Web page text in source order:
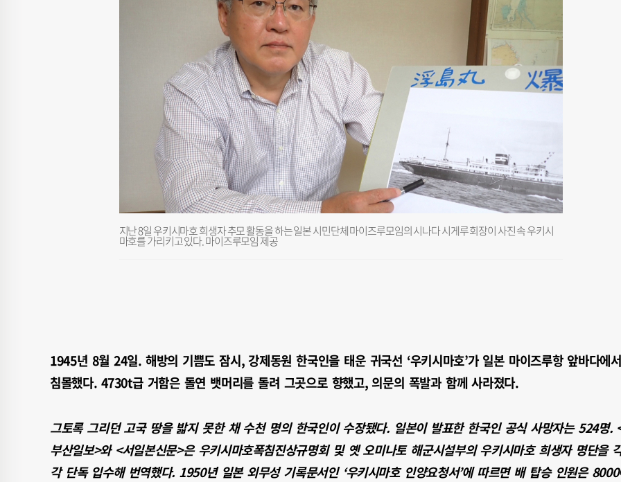
지난 8일 우키시마호 희생자 추모 활동을 하는 일본 시민단체 마이즈루모임의 시나다 시게루 회장이 사진 속 우키시
마호를 가리키고 있다. 마이즈루모임 제공
1945년 8월 24일. 해방의 기쁨도 잠시, 강제동원 한국인을 태운 귀국선 ‘우키시마호’가 일본 마이즈루항 앞바다에서
침몰했다. 4730t급 거함은 돌연 뱃머리를 돌려 그곳으로 향했고, 의문의 폭발과 함께 사라졌다.
그토록 그리던 고국 땅을 밟지 못한 채 수천 명의 한국인이 수장됐다. 일본이 발표한 한국인 공식 사망자는 524명.
부산일보>와 <서일본신문>은 우키시마호폭침진상규명회 및 옛 오미나토 해군시설부의 우키시마호 희생자 명단을
각 단독 입수해 번역했다. 1950년 일본 외무성 기록문서인 ‘우키시마호 인양요청서’에 따르면 배 탑승 인원은